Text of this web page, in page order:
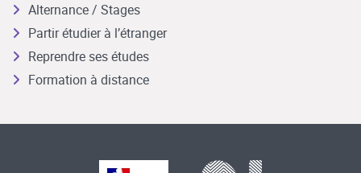
Alternance / Stages
Partir étudier à l’étranger
Reprendre ses études
Formation à distance